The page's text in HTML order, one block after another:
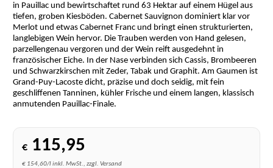
in Pauillac und bewirtschaftet rund 63 Hektar auf einem Hügel aus
tiefen, groben Kiesböden. Cabernet Sauvignon dominiert klar vor
Merlot und etwas Cabernet Franc und bringt einen strukturierten,
langlebigen Wein hervor. Die Trauben werden von Hand gelesen,
parzellengenau vergoren und der Wein reift ausgedehnt in
französischer Eiche. In der Nase verbinden sich Cassis, Brombeeren
und Schwarzkirschen mit Zeder, Tabak und Graphit. Am Gaumen ist
Grand-Puy-Lacoste dicht, präzise und doch seidig, mit fein
geschliffenen Tanninen, kühler Frische und einem langen, klassisch
anmutenden Pauillac-Finale.
€ 115,95
€ 154,60/l inkl. MwSt., zzgl. Versand